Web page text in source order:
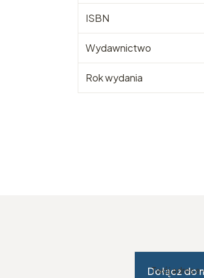
ISBN
Wydawnictwo
Rok wydania
Twój adres
Dołącz do